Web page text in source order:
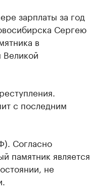
зарплаты за год
Сергею
в
Великой
с последним
Согласно
памятник является
не